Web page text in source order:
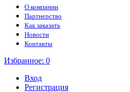
О компании
Партнерство
Как заказать
Новости
Контакты
Избранное: 0
Вход
Регистрация